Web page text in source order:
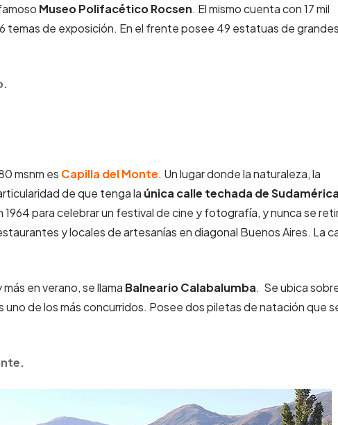
Museo Polifacético Rocsen. El mismo cuenta con 17 mil
temas de exposición. En el frente posee 49 estatuas de
msnm es Capilla del Monte. Un lugar donde la naturaleza, la
de que tenga la única calle techada de
para celebrar un festival de cine y fotografía, y nunca se
y locales de artesanías en diagonal Buenos Aires. La
en verano, se llama Balneario Calabalumba. Se ubica
uno de los más concurridos. Posee dos piletas de natación que